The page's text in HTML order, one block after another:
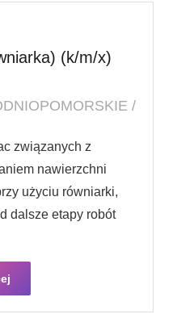
(k/m/x)
/
związanych z
nawierzchni
użyciu równiarki,
dalsze etapy robót